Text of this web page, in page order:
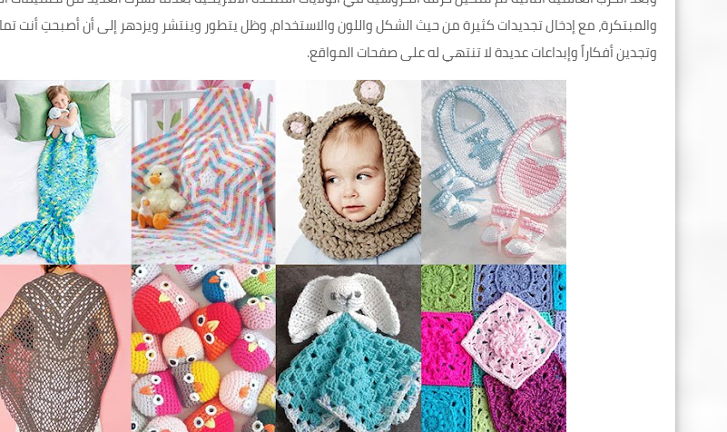
والمبتكرة، مع إدخال تجديدات كثيرة من حيث الشكل واللون والاستخدام، وظل يتطور وينتشر ويزدهر إلى أن أصبحتِ أنت
وتجدين أفكاراً وإبداعات عديدة لا تنتهي له على صفحات المواقع.